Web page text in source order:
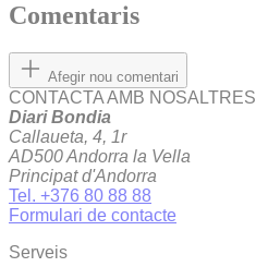
Comentaris
Afegir nou comentari
CONTACTA AMB NOSALTRES
Diari Bondia
Callaueta, 4, 1r
AD500 Andorra la Vella
Principat d'Andorra
Tel. +376 80 88 88
Formulari de contacte
Serveis